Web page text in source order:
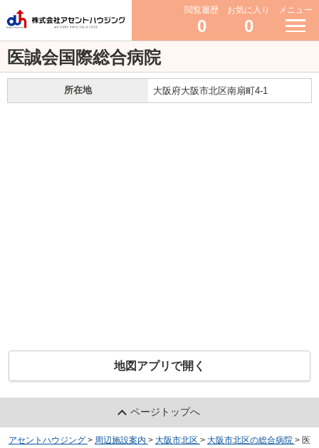
閲覧履歴
0
お気に入り
0
メニュー
医誠会国際総合病院
所在地 大阪府大阪市北区南扇町4-1
地図アプリで開く
ページトップへ
アセントハウジング > 周辺施設案内 > 大阪市北区 > 大阪市北区の総合病院 > 医